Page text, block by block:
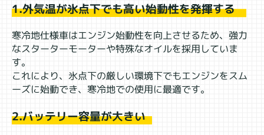
1.外気温が氷点下でも高い始動性を発揮する
寒冷地仕様車はエンジン始動性を向上させるため、強力
なスターターモーターや特殊なオイルを採用していま
す。
これにより、氷点下の厳しい環境下でもエンジンをスム
ーズに始動でき、寒冷地での使用に最適です。
2.バッテリー容量が大きい